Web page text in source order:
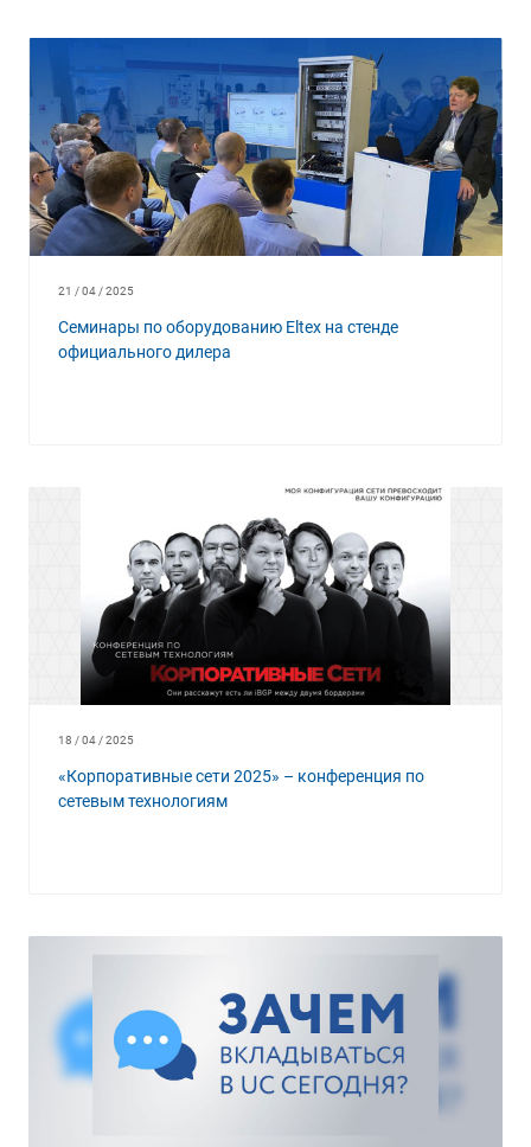
21 / 04 / 2025
Семинары по оборудованию Eltex на стенде
официального дилера
18 / 04 / 2025
«Корпоративные сети 2025» – конференция по
сетевым технологиям